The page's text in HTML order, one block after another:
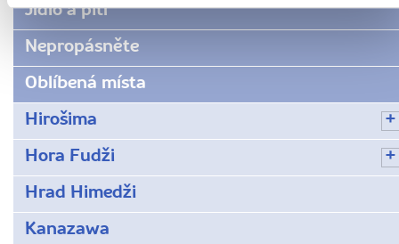
Jídlo a pití
Nepropásněte
Oblíbená místa
Hirošima
Hora Fudži
Hrad Himedži
Kanazawa